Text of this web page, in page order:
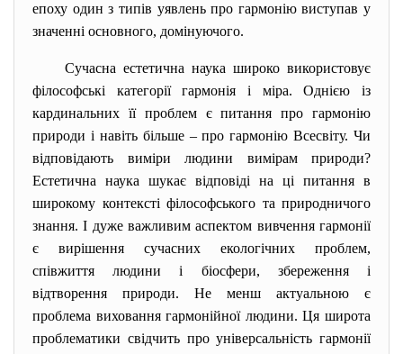
епоху один з типів уявлень про гармонію виступав у
значенні основного, домінуючого.
Сучасна естетична наука широко використовує
філософські категорії гармонія і міра. Однією із
кардинальних її проблем є питання про гармонію
природи і навіть більше – про гармонію Всесвіту. Чи
відповідають виміри людини вимірам природи?
Естетична наука шукає відповіді на ці питання в
широкому контексті філософського та природничого
знання. І дуже важливим аспектом вивчення гармонії
є вирішення сучасних екологічних проблем,
співжиття людини і біосфери, збереження і
відтворення природи. Не менш актуальною є
проблема виховання гармонійної людини. Ця широта
проблематики свідчить про універсальність гармонії